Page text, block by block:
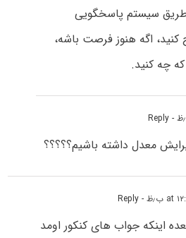
سیستم پاسخگویی
اگه هنوز فرصت باشه،
چه کنید.
- Reply
معدل داشته باشیم؟؟؟؟؟
- Reply
اینکه جواب های کنکور اومد